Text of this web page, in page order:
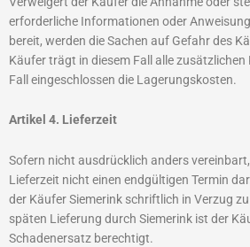
erforderliche Informationen oder
bereit, werden die Sachen auf Gefahr des
Käufer trägt in diesem Fall alle zusätzlichen
Fall eingeschlossen die Lagerungskosten.
Artikel 4. Lieferzeit
Sofern nicht ausdrücklich anders
Lieferzeit nicht einen endgültigen Termin
der Käufer Siemerink schriftlich in Verzug
späten Lieferung durch Siemerink ist der
Schadenersatz berechtigt.